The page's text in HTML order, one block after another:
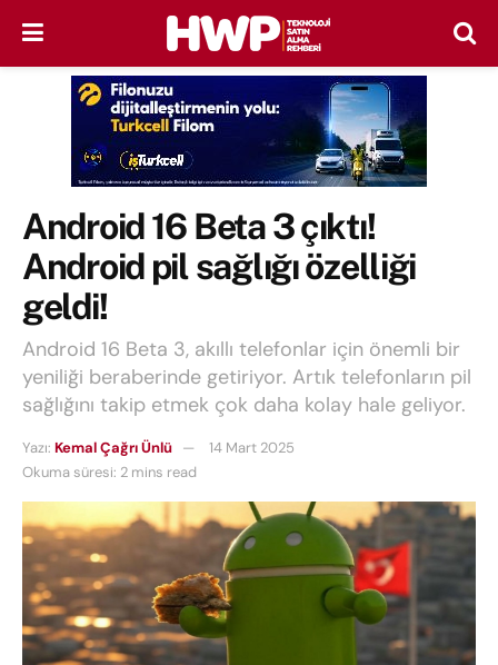
Android 16 Beta 3 çıktı!
Android pil sağlığı özelliği
geldi!
Android 16 Beta 3, akıllı telefonlar için önemli bir
yeniliği beraberinde getiriyor. Artık telefonların pil
sağlığını takip etmek çok daha kolay hale geliyor.
Yazı: Kemal Çağrı Ünlü
14 Mart 2025
Okuma süresi: 2 mins read